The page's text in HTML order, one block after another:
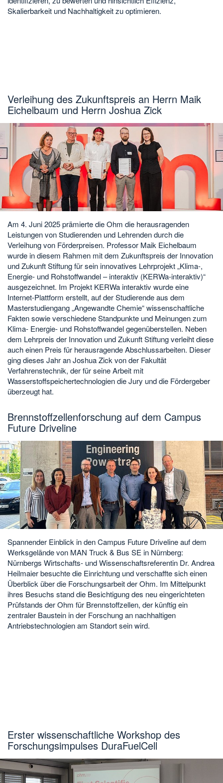
Skalierbarkeit und Nachhaltigkeit zu optimieren.
Verleihung des Zukunftspreis an Herrn Maik
Eichelbaum und Herrn Joshua Zick
Am 4. Juni 2025 prämierte die Ohm die herausragenden
Leistungen von Studierenden und Lehrenden durch die
Verleihung von Förderpreisen. Professor Maik Eichelbaum
wurde in diesem Rahmen mit dem Zukunftspreis der Innovation
und Zukunft Stiftung für sein innovatives Lehrprojekt „Klima-,
Energie- und Rohstoffwandel – interaktiv (KERWa-interaktiv)“
ausgezeichnet. Im Projekt KERWa interaktiv wurde eine
Internet-Plattform erstellt, auf der Studierende aus dem
Masterstudiengang „Angewandte Chemie“ wissenschaftliche
Fakten sowie verschiedene Standpunkte und Meinungen zum
Klima- Energie- und Rohstoffwandel gegenüberstellen. Neben
dem Lehrpreis der Innovation und Zukunft Stiftung verleiht diese
auch einen Preis für herausragende Abschlussarbeiten. Dieser
ging dieses Jahr an Joshua Zick von der Fakultät
Verfahrenstechnik, der für seine Arbeit mit
Wasserstoffspeichertechnologien die Jury und die Fördergeber
überzeugt hat.
Brennstoffzellenforschung auf dem Campus
Future Driveline
Spannender Einblick in den Campus Future Driveline auf dem
Werksgelände von MAN Truck & Bus SE in Nürnberg:
Nürnbergs Wirtschafts- und Wissenschaftsreferentin Dr. Andrea
Heilmaier besuchte die Einrichtung und verschaffte sich einen
Überblick über die Forschungsarbeit der Ohm. Im Mittelpunkt
ihres Besuchs stand die Besichtigung des neu eingerichteten
Prüfstands der Ohm für Brennstoffzellen, der künftig ein
zentraler Baustein in der Forschung an nachhaltigen
Antriebstechnologien am Standort sein wird.
Erster wissenschaftliche Workshop des
Forschungsimpulses DuraFuelCell